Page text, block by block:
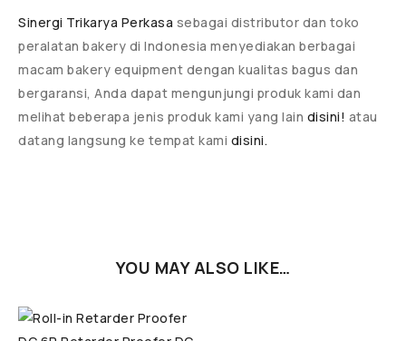
Sinergi Trikarya Perkasa sebagai distributor dan toko
peralatan bakery di Indonesia menyediakan berbagai
macam bakery equipment dengan kualitas bagus dan
bergaransi, Anda dapat mengunjungi produk kami dan
melihat beberapa jenis produk kami yang lain disini! atau
datang langsung ke tempat kami disini.
YOU MAY ALSO LIKE…